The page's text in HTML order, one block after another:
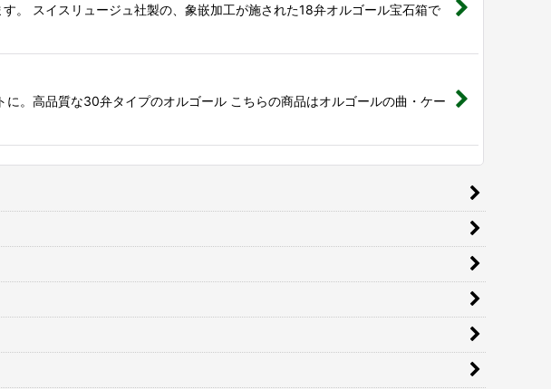
。 スイスリュージュ社製の、象嵌加工が施された18弁オルゴール宝石箱で
。高品質な30弁タイプのオルゴール こちらの商品はオルゴールの曲・ケー